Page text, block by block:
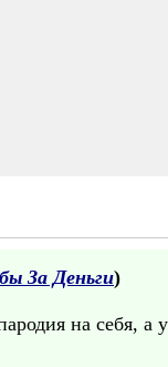
За Деньги)
на себя, а